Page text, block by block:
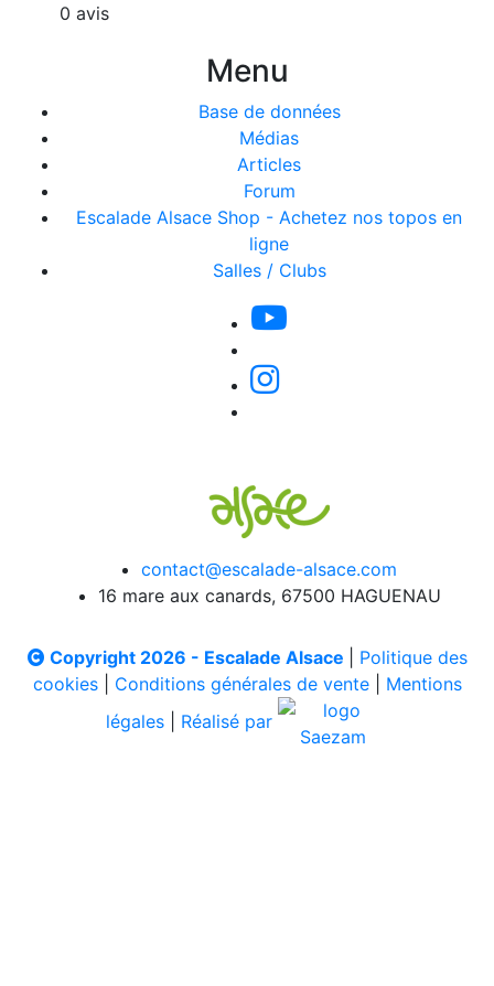
0 avis
Menu
Base de données
Médias
Articles
Forum
Escalade Alsace Shop - Achetez nos topos en
ligne
Salles / Clubs
contact@escalade-alsace.com
16 mare aux canards, 67500 HAGUENAU
Copyright 2026 - Escalade Alsace
Politique des
cookies| Conditions générales de vente| Mentions
légales
Réalisé par